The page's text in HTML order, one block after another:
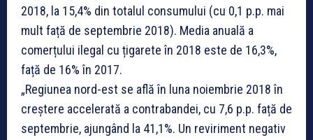
2018, la 15,4% din totalul consumului (cu 0,1 p.p. mai
mult față de septembrie 2018). Media anuală a
comerțului ilegal cu țigarete în 2018 este de 16,3%,
față de 16% în 2017.
„Regiunea nord-est se află în luna noiembrie 2018 în
creștere accelerată a contrabandei, cu 7,6 p.p. față de
septembrie, ajungând la 41,1%. Un reviriment negativ